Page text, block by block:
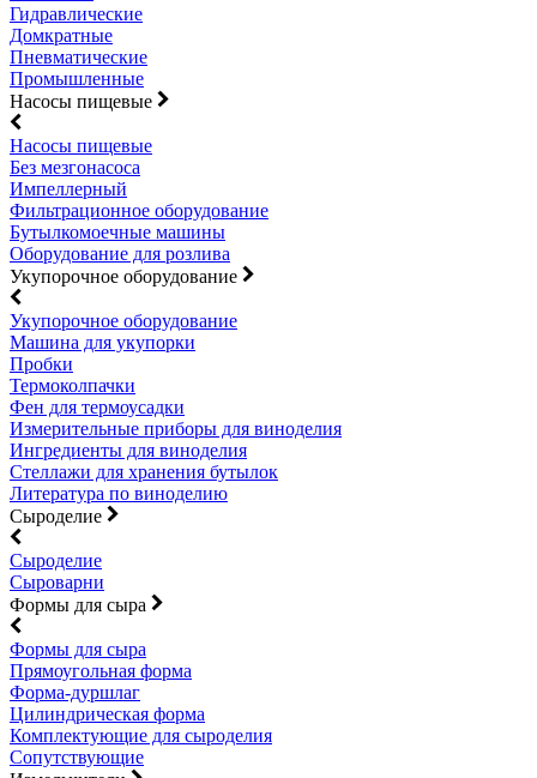
Гидравлические
Домкратные
Пневматические
Промышленные
Насосы пищевые
Насосы пищевые
Без мезгонасоса
Импеллерный
Фильтрационное оборудование
Бутылкомоечные машины
Оборудование для розлива
Укупорочное оборудование
Укупорочное оборудование
Машина для укупорки
Пробки
Термоколпачки
Фен для термоусадки
Измерительные приборы для виноделия
Ингредиенты для виноделия
Стеллажи для хранения бутылок
Литература по виноделию
Сыроделие
Сыроделие
Сыроварни
Формы для сыра
Формы для сыра
Прямоугольная форма
Форма-дуршлаг
Цилиндрическая форма
Комплектующие для сыроделия
Сопутствующие